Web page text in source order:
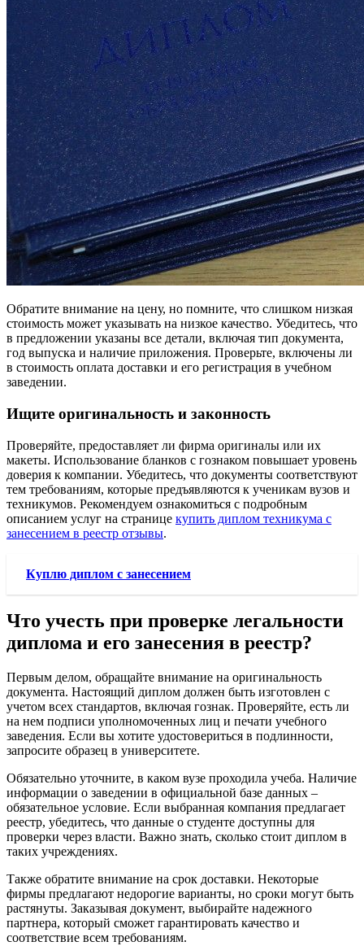
Обратите внимание на цену, но помните, что слишком низкая
стоимость может указывать на низкое качество. Убедитесь, что
в предложении указаны все детали, включая тип документа,
год выпуска и наличие приложения. Проверьте, включены ли
в стоимость оплата доставки и его регистрация в учебном
заведении.
Ищите оригинальность и законность
Проверяйте, предоставляет ли фирма оригиналы или их
макеты. Использование бланков с гознаком повышает уровень
доверия к компании. Убедитесь, что документы соответствуют
тем требованиям, которые предъявляются к ученикам вузов и
техникумов. Рекомендуем ознакомиться с подробным
описанием услуг на странице купить диплом техникума с
занесением в реестр отзывы.
Куплю диплом с занесением
Что учесть при проверке легальности
диплома и его занесения в реестр?
Первым делом, обращайте внимание на оригинальность
документа. Настоящий диплом должен быть изготовлен с
учетом всех стандартов, включая гознак. Проверяйте, есть ли
на нем подписи уполномоченных лиц и печати учебного
заведения. Если вы хотите удостовериться в подлинности,
запросите образец в университете.
Обязательно уточните, в каком вузе проходила учеба. Наличие
информации о заведении в официальной базе данных –
обязательное условие. Если выбранная компания предлагает
реестр, убедитесь, что данные о студенте доступны для
проверки через власти. Важно знать, сколько стоит диплом в
таких учреждениях.
Также обратите внимание на срок доставки. Некоторые
фирмы предлагают недорогие варианты, но сроки могут быть
растянуты. Заказывая документ, выбирайте надежного
партнера, который сможет гарантировать качество и
соответствие всем требованиям.